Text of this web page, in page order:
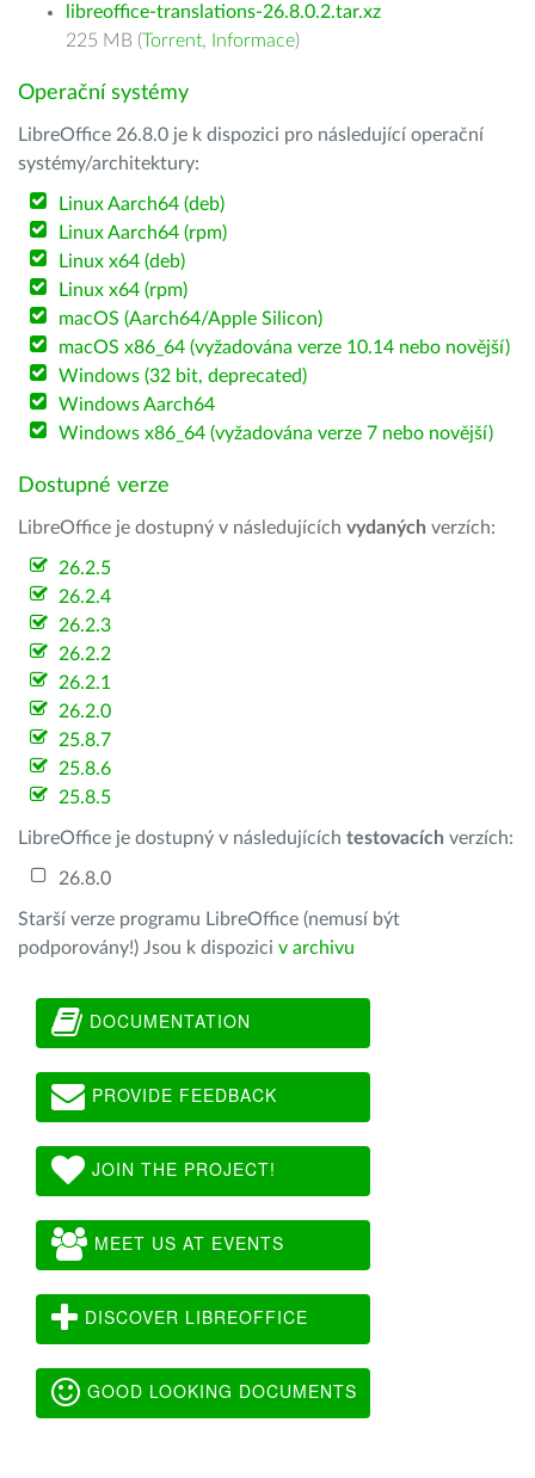
libreoffice-translations-26.8.0.2.tar.xz
225 MB (Torrent, Informace)
Operační systémy
LibreOffice 26.8.0 je k dispozici pro následující operační
systémy/architektury:
Linux Aarch64 (deb)
Linux Aarch64 (rpm)
Linux x64 (deb)
Linux x64 (rpm)
macOS (Aarch64/Apple Silicon)
macOS x86_64 (vyžadována verze 10.14 nebo novější)
Windows (32 bit, deprecated)
Windows Aarch64
Windows x86_64 (vyžadována verze 7 nebo novější)
Dostupné verze
LibreOffice je dostupný v následujících vydaných verzích:
26.2.5
26.2.4
26.2.3
26.2.2
26.2.1
26.2.0
25.8.7
25.8.6
25.8.5
LibreOffice je dostupný v následujících testovacích verzích:
26.8.0
Starší verze programu LibreOffice (nemusí být
podporovány!) Jsou k dispozici v archivu
DOCUMENTATION
PROVIDE FEEDBACK
JOIN THE PROJECT!
MEET US AT EVENTS
DISCOVER LIBREOFFICE
GOOD LOOKING DOCUMENTS